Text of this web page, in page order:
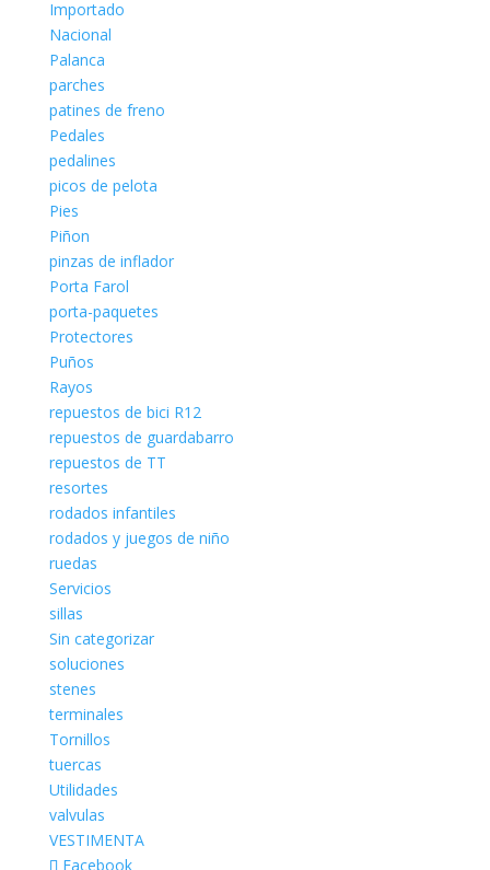
Importado
Nacional
Palanca
parches
patines de freno
Pedales
pedalines
picos de pelota
Pies
Piñon
pinzas de inflador
Porta Farol
porta-paquetes
Protectores
Puños
Rayos
repuestos de bici R12
repuestos de guardabarro
repuestos de TT
resortes
rodados infantiles
rodados y juegos de niño
ruedas
Servicios
sillas
Sin categorizar
soluciones
stenes
terminales
Tornillos
tuercas
Utilidades
valvulas
VESTIMENTA
Facebook